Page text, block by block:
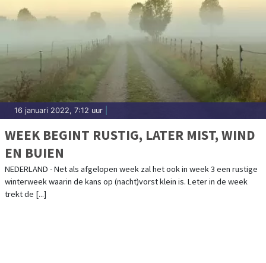
16 januari 2022, 7:12 uur
WEEK BEGINT RUSTIG, LATER MIST, WIND
EN BUIEN
NEDERLAND - Net als afgelopen week zal het ook in week 3 een rustige
winterweek waarin de kans op (nacht)vorst klein is. Leter in de week
trekt de [...]